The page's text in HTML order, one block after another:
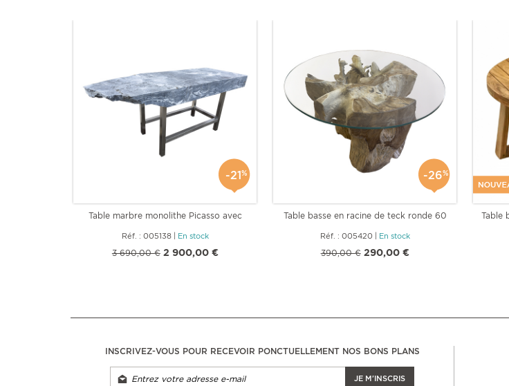
-21%
Table marbre monolithe Picasso avec
Réf. : 005138| En stock
3 690,00 € 2 900,00 €
-26%
Table basse en racine de teck ronde 60
Réf. : 005420 En stock
390,00 € 290,00 €
Table
INSCRIVEZ-VOUS POUR RECEVOIR PONCTUELLEMENT NOS BONS PLANS
JE M'INSCRIS